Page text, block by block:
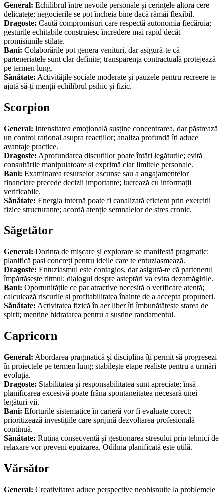
General: Echilibrul între nevoile personale și cerințele altora cere
delicatețe; negocierile se pot încheia bine dacă rămâi flexibil.
Dragoste: Caută compromisuri care respectă autonomia fiecăruia;
gesturile echitabile construiesc încredere mai rapid decât
promisiunile stilate.
Bani: Colaborările pot genera venituri, dar asigură-te că
parteneriatele sunt clar definite; transparența contractuală protejează
pe termen lung.
Sănătate: Activitățile sociale moderate și pauzele pentru recreere te
ajută să-ți menții echilibrul psihic și fizic.
Scorpion
General: Intensitatea emoțională susține concentrarea, dar păstrează
un control rațional asupra reacțiilor; analiza profundă îți aduce
avantaje practice.
Dragoste: Aprofundarea discuțiilor poate întări legăturile; evită
consultările manipulatoare și exprimă clar limitele personale.
Bani: Examinarea resurselor ascunse sau a angajamentelor
financiare precede decizii importante; lucrează cu informații
verificabile.
Sănătate: Energia internă poate fi canalizată eficient prin exerciții
fizice structurante; acordă atenție semnalelor de stres cronic.
Săgetător
General: Dorința de mișcare și explorare se manifestă pragmatic:
planifică pași concreți pentru ideile care te entuziasmează.
Dragoste: Entuziasmul este contagios, dar asigură-te că partenerul
împărtășește ritmul; dialogul despre așteptări va evita dezamăgirile.
Bani: Oportunitățile ce par atractive necesită o verificare atentă;
calculează riscurile și profitabilitatea înainte de a accepta propuneri.
Sănătate: Activitatea fizică în aer liber îți îmbunătățește starea de
spirit; menține hidratarea pentru a susține randamentul.
Capricorn
General: Abordarea pragmatică și disciplina îți permit să progresezi
în proiectele pe termen lung; stabilește etape realiste pentru a urmări
evoluția.
Dragoste: Stabilitatea și responsabilitatea sunt apreciate; însă
planificarea excesivă poate frâna spontaneitatea necesară unei
legături vii.
Bani: Eforturile sistematice în carieră vor fi evaluate corect;
prioritizează investițiile care sprijină dezvoltarea profesională
continuă.
Sănătate: Rutina consecventă și gestionarea stresului prin tehnici de
relaxare vor preveni epuizarea. Odihna planificată este utilă.
Vărsător
General: Creativitatea aduce perspective neobișnuite la problemele